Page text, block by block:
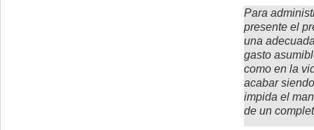
Para
presente el
una
gasto
como en la
acabar
impida el
de un